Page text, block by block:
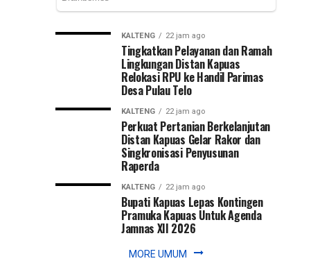
KALTENG 22 jam ago
Tingkatkan Pelayanan dan Ramah
Lingkungan Distan Kapuas
Relokasi RPU ke Handil Parimas
Desa Pulau Telo
KALTENG 22 jam ago
Perkuat Pertanian Berkelanjutan
Distan Kapuas Gelar Rakor dan
Singkronisasi Penyusunan
Raperda
KALTENG 22 jam ago
Bupati Kapuas Lepas Kontingen
Pramuka Kapuas Untuk Agenda
Jamnas XII 2026
MORE UMUM